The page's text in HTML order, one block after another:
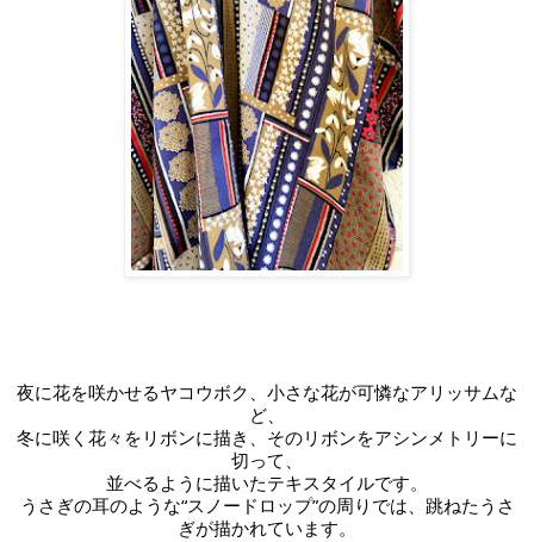
夜に花を咲かせるヤコウボク、小さな花が可憐なアリッサムな
ど、
冬に咲く花々をリボンに描き、そのリボンをアシンメトリーに
切って、
並べるように描いたテキスタイルです。
うさぎの耳のような“スノードロップ”の周りでは、跳ねたうさ
ぎが描かれています。